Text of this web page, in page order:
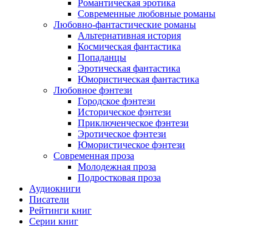
Романтическая эротика
Современные любовные романы
Любовно-фантастические романы
Альтернативная история
Космическая фантастика
Попаданцы
Эротическая фантастика
Юмористическая фантастика
Любовное фэнтези
Городское фэнтези
Историческое фэнтези
Приключенческое фэнтези
Эротическое фэнтези
Юмористическое фэнтези
Современная проза
Молодежная проза
Подростковая проза
Аудиокниги
Писатели
Рейтинги книг
Серии книг